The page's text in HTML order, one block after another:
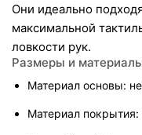
Они идеально
максимальной
ловкости рук.
Размеры и
Материал основы:
Материал покрытия: